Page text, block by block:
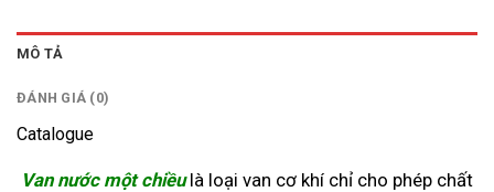
MÔ TẢ
ĐÁNH GIÁ (0)
Catalogue
Van nước một chiềulà loại van cơ khí chỉ cho phép chất